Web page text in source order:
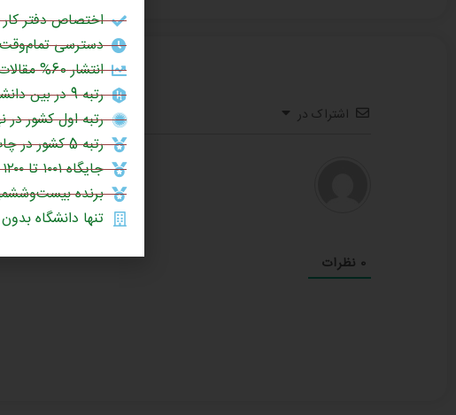
اشتراک در
0 نظرات
اختصاص دفتر
دسترسی تمام‌وقت
انتشار 60% مقالات علمی در برترین نشریات جهان (چارک اول یا Q1)
رتبه 9 در بین دانشگاه‌های جامع کشور (سال 1404)
رتبه اول کشور در
رتبه 5 کشور در چاپ مقالات علمی در نشریات نیچر (1403)
جایگاه ۱۰۰۱ تا ۱۲۰۰ در میان دانشگاه‌های برتر جهان (رتبه‌بندی جهانی تایمز ۲۰۲۶)
برنده
تنها دانشگاه بدون